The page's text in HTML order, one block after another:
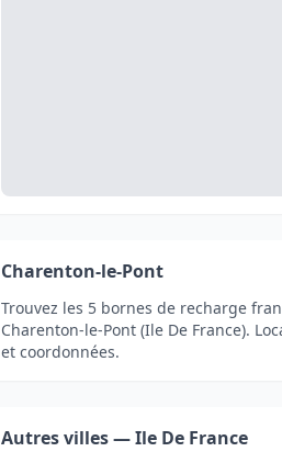
Charenton-le-Pont
Trouvez les 5 bornes de recharge
Charenton-le-Pont (Ile De France).
et coordonnées.
Autres villes — Ile De France